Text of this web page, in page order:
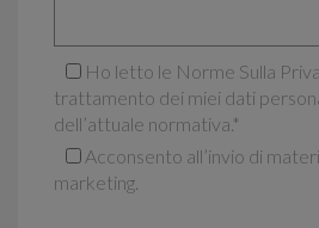
Ho letto le Norme Sulla
trattamento dei miei dati
dell’attuale normativa. *
Acconsento all’invio di
marketing.